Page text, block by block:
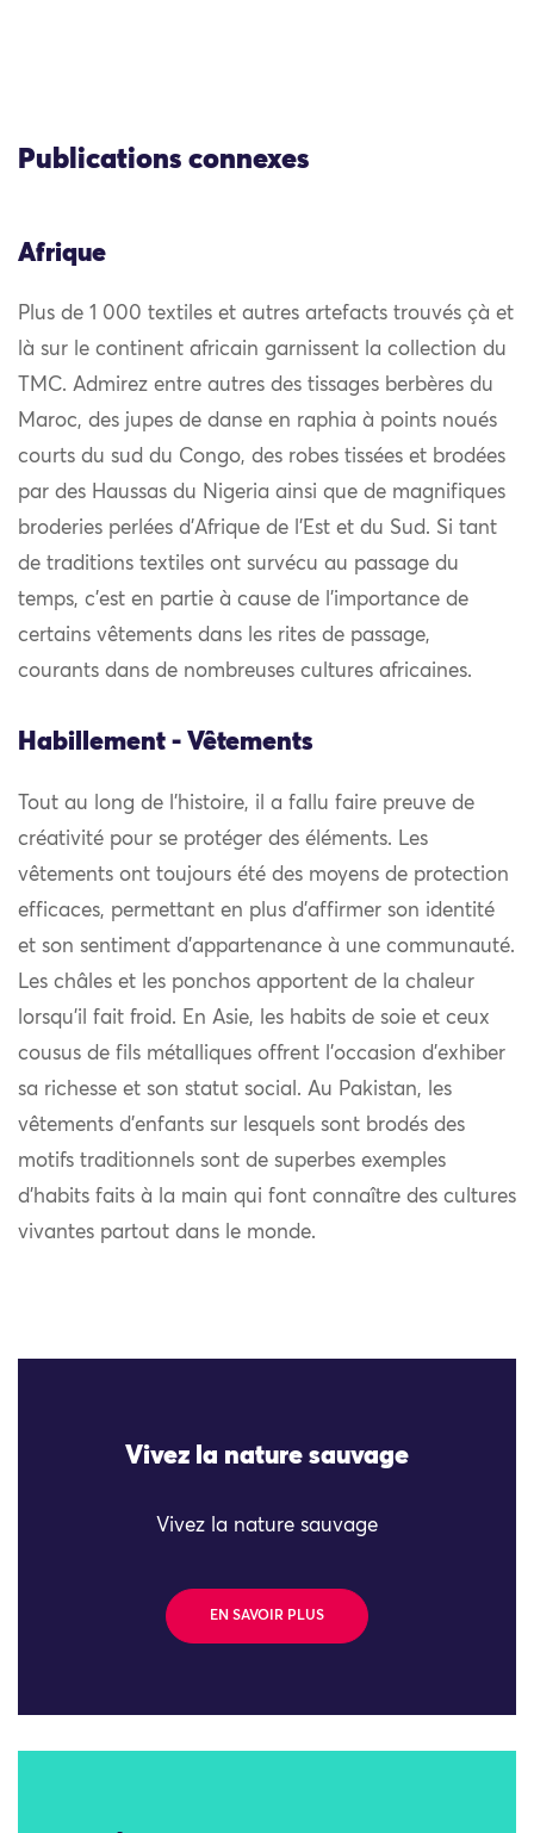
Publications connexes
Afrique
Plus de 1 000 textiles et autres artefacts trouvés çà et
là sur le continent africain garnissent la collection du
TMC. Admirez entre autres des tissages berbères du
Maroc, des jupes de danse en raphia à points noués
courts du sud du Congo, des robes tissées et brodées
par des Haussas du Nigeria ainsi que de magnifiques
broderies perlées d’Afrique de l’Est et du Sud. Si tant
de traditions textiles ont survécu au passage du
temps, c’est en partie à cause de l’importance de
certains vêtements dans les rites de passage,
courants dans de nombreuses cultures africaines.
Habillement - Vêtements
Tout au long de l’histoire, il a fallu faire preuve de
créativité pour se protéger des éléments. Les
vêtements ont toujours été des moyens de protection
efficaces, permettant en plus d’affirmer son identité
et son sentiment d’appartenance à une communauté.
Les châles et les ponchos apportent de la chaleur
lorsqu’il fait froid. En Asie, les habits de soie et ceux
cousus de fils métalliques offrent l’occasion d’exhiber
sa richesse et son statut social. Au Pakistan, les
vêtements d’enfants sur lesquels sont brodés des
motifs traditionnels sont de superbes exemples
d’habits faits à la main qui font connaître des cultures
vivantes partout dans le monde.
Vivez la nature sauvage
Vivez la nature sauvage
EN SAVOIR PLUS